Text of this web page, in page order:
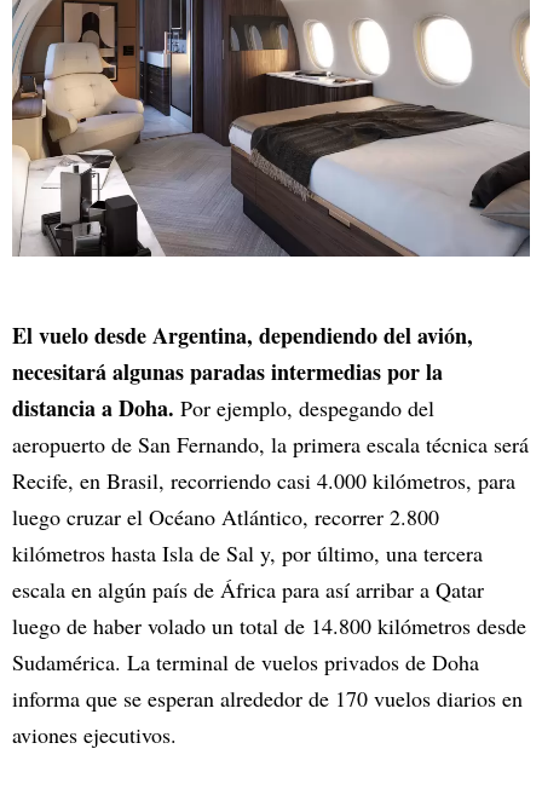
El vuelo desde Argentina, dependiendo del avión,
necesitará algunas paradas intermedias por la
distancia a Doha. Por ejemplo, despegando del
aeropuerto de San Fernando, la primera escala técnica será
Recife, en Brasil, recorriendo casi 4.000 kilómetros, para
luego cruzar el Océano Atlántico, recorrer 2.800
kilómetros hasta Isla de Sal y, por último, una tercera
escala en algún país de África para así arribar a Qatar
luego de haber volado un total de 14.800 kilómetros desde
Sudamérica. La terminal de vuelos privados de Doha
informa que se esperan alrededor de 170 vuelos diarios en
aviones ejecutivos.